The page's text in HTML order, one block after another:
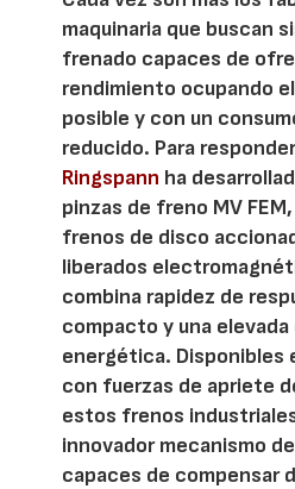
maquinaria que buscan
frenado capaces de
rendimiento ocupando
posible y con un
reducido. Para
Ringspann ha
pinzas de freno MV
frenos de disco
liberados
combina rapidez de
compacto y una
energética. Disponibles
con fuerzas de apriete
estos frenos
innovador mecanismo
capaces de compensar